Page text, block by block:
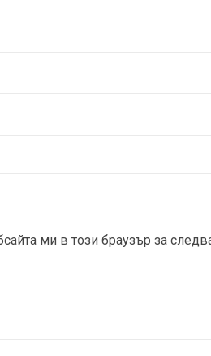
ми в този браузър за